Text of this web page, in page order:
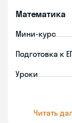
Математика
Мини-курс
Подготовка к
Уроки
Читать